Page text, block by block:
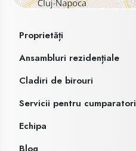
Proprietăți
Ansambluri rezidențiale
Cladiri de birouri
Servicii pentru cumparatori
Echipa
Blog